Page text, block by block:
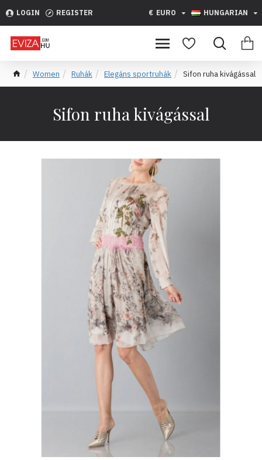
LOGIN REGISTER € EURO HUNGARIAN
Women Ruhák Elegáns sportruhák Sifon ruha kivágással
Sifon ruha kivágással